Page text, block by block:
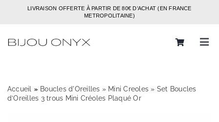
LIVRAISON OFFERTE À PARTIR DE 80€ D’ACHAT (EN FRANCE
METROPOLITAINE)
Bijoux
Accueil »
» Boucles d'Oreilles » Mini Creoles » Set Boucles
d’Oreilles 3 trous Mini Créoles Plaqué Or